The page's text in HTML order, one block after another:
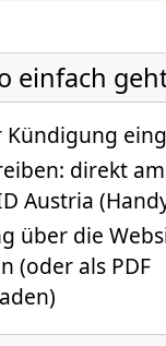
einfach
Kündigung
direkt
Austria
über die
(oder als PDF